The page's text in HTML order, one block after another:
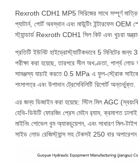
Rexroth CDH1 MP5 সিরিজের সাথে সম্পূর্ণ
প্যাটার্ন, পোর্ট অবস্থান এবং মাউন্টিং ইন্টারফেস OEM
স্ট্যান্ডার্ড Rexroth CDH1 সিল কিট এবং খুচরা
প্রতিটি ইউনিট হাইড্রোস্ট্যাটিকভাবে 5 মিনিটের
পরীক্ষা করা হয়েছে, তারপরে সীল অখণ্ডতা, পার্শ্ব লোড
সামঞ্জস্য যাচাই করতে 0.5 MPa এ ফুল-স্ট্রোক
শংসাপত্র এবং উপাদান ট্রেসেবিলিটি রিপোর্ট অন্তর্ভুক্ত.
এর জন্য ডিজাইন করা হয়েছে: স্টিল মিল AGC
হেভি-ডিউটি ​​ফোরজিং প্রেস মেইন র‍্যাম, ক্রমাগত
মাইনিং শোভেল বুম অ্যাকচুয়েশন, এবং সাধারণ মিল-
সাইড লোড রেজিস্ট্যান্স সহ টেকসই 250 বার